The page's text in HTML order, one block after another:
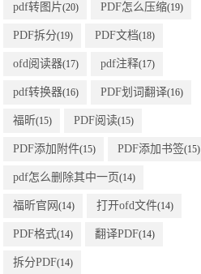
pdf转图片(20) PDF怎么压缩(19)
PDF拆分(19) PDF文档(18)
ofd阅读器(17) pdf注释(17)
pdf转换器(16) PDF划词翻译(16)
福昕(15) PDF阅读(15)
PDF添加附件(15) PDF添加书签(15)
pdf怎么删除其中一页(14)
福昕官网 (14) 打开ofd文件(14)
PDF格式(14) 翻译PDF(14)
拆分PDF(14)